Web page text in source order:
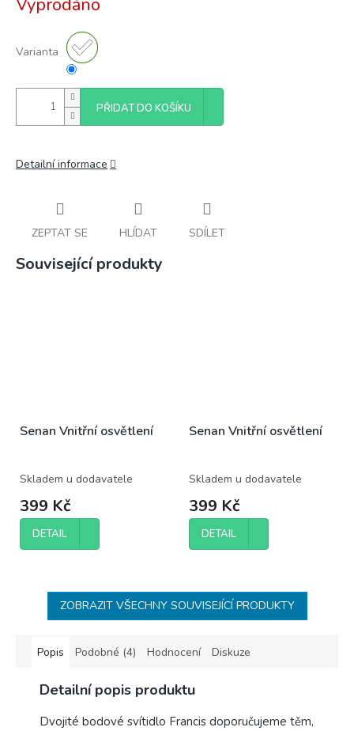
cena:
Vyprodáno
Varianta
PŘIDAT DO KOŠÍKU
Detailní informace
ZEPTAT SE HLÍDAT SDÍLET
Související produkty
Senan Vnitřní osvětlení
Skladem u dodavatele
399 Kč
DETAIL
Senan Vnitřní osvětlení
Skladem u dodavatele
399 Kč
DETAIL
ZOBRAZIT VŠECHNY SOUVISEJÍCÍ PRODUKTY
Popis Podobné (4) Hodnocení Diskuze
Detailní popis produktu
Dvojité bodové svítidlo Francis doporučujeme těm,